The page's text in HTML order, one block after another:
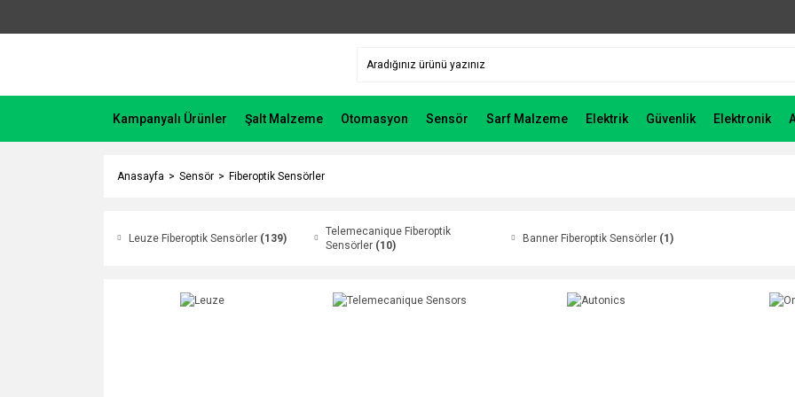
Kampanyalı Ürünler Şalt Malzeme Otomasyon Sensör Sarf Malzeme Elektrik Güvenlik Elektronik
Anasayfa Sensör Fiberoptik Sensörler
Leuze Fiberoptik Sensörler (139)
Telemecanique Fiberoptik
Sensörler (10)
Banner Fiberoptik Sensörler (1)